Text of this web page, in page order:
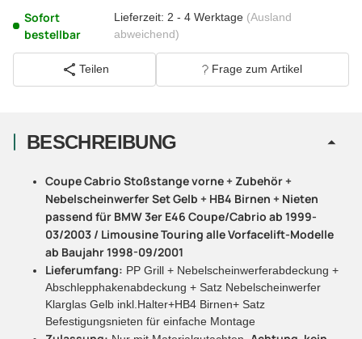
Sofort
bestellbar
Lieferzeit: 2 - 4 Werktage (Ausland
abweichend)
Teilen Frage zum Artikel
BESCHREIBUNG
Coupe Cabrio Stoßstange vorne + Zubehör +
Nebelscheinwerfer Set Gelb + HB4 Birnen + Nieten
passend für BMW 3er E46 Coupe/Cabrio ab 1999-
03/2003 / Limousine Touring alle Vorfacelift-Modelle
ab Baujahr 1998-09/2001
Lieferumfang: PP Grill + Nebelscheinwerferabdeckung +
Abschlepphakenabdeckung + Satz Nebelscheinwerfer
Klarglas Gelb inkl.Halter+HB4 Birnen+ Satz
Befestigungsnieten für einfache Montage